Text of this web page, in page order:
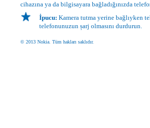
cihazına ya da bilgisayara bağladığınızda
İpucu: Kamera tutma yerine bağlıyken
telefonunuzun șarj olmasını durdurun.
© 2013 Nokia. Tüm hakları saklıdır.